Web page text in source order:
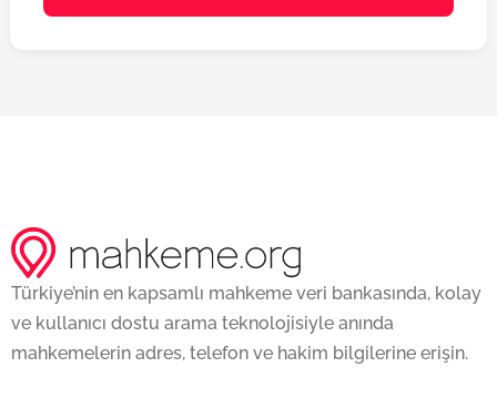
Türkiye’nin en kapsamlı mahkeme veri bankasında, kolay
ve kullanıcı dostu arama teknolojisiyle anında
mahkemelerin adres, telefon ve hakim bilgilerine erişin.